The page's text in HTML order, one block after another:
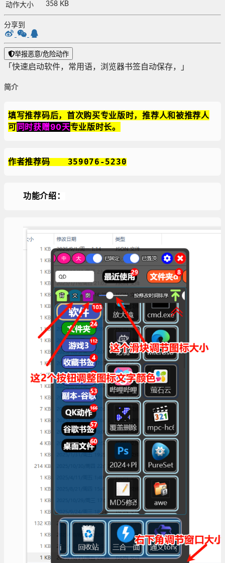
动作大小
358 KB
分享到
举报恶意/危险动作
「快速启动软件，常用语，浏览器书签自动保存，」
简介
填写推荐码后，首次购买专业版时，推荐人和被推荐人
可同时获赠90天专业版时长。
作者推荐码 359076-5230
功能介绍：